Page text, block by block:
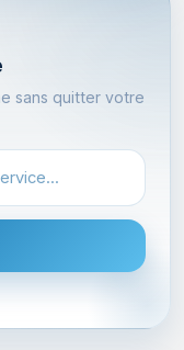
sans quitter votre